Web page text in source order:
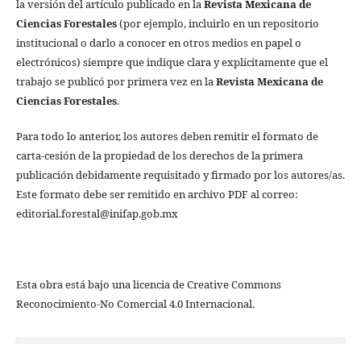
la versión del artículo publicado en laRevista Mexicana de
Ciencias Forestales(por ejemplo, incluirlo en un repositorio
institucional o darlo a conocer en otros medios en papel o
electrónicos) siempre que indique clara y explícitamente que el
trabajo se publicó por primera vez en laRevista Mexicana de
Ciencias Forestales.
Para todo lo anterior, los autores deben remitir el formato de
carta-cesión de la propiedad de los derechos de la primera
publicación debidamente requisitado y firmado por los autores/as.
Este formato debe ser remitido en archivo PDF al correo:
editorial.forestal@inifap.gob.mx
Esta obra está bajo una licencia de Creative Commons
Reconocimiento-No Comercial 4.0 Internacional.